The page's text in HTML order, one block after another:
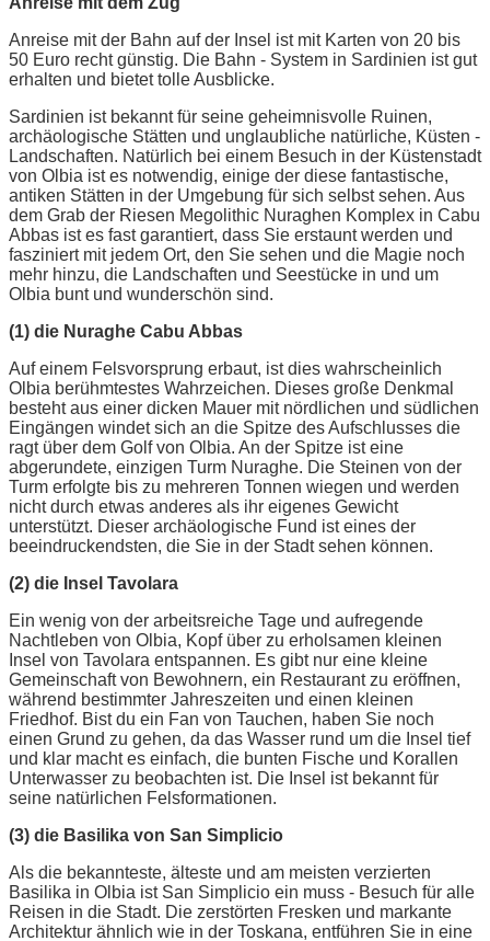
Anreise mit der Bahn auf der Insel ist mit Karten von 20 bis
50 Euro recht günstig. Die Bahn - System in Sardinien ist gut
erhalten und bietet tolle Ausblicke.
Sardinien ist bekannt für seine geheimnisvolle Ruinen,
archäologische Stätten und unglaubliche natürliche, Küsten -
Landschaften. Natürlich bei einem Besuch in der Küstenstadt
von Olbia ist es notwendig, einige der diese fantastische,
antiken Stätten in der Umgebung für sich selbst sehen. Aus
dem Grab der Riesen Megolithic Nuraghen Komplex in Cabu
Abbas ist es fast garantiert, dass Sie erstaunt werden und
fasziniert mit jedem Ort, den Sie sehen und die Magie noch
mehr hinzu, die Landschaften und Seestücke in und um
Olbia bunt und wunderschön sind.
(1) die Nuraghe Cabu Abbas
Auf einem Felsvorsprung erbaut, ist dies wahrscheinlich
Olbia berühmtestes Wahrzeichen. Dieses große Denkmal
besteht aus einer dicken Mauer mit nördlichen und südlichen
Eingängen windet sich an die Spitze des Aufschlusses die
ragt über dem Golf von Olbia. An der Spitze ist eine
abgerundete, einzigen Turm Nuraghe. Die Steinen von der
Turm erfolgte bis zu mehreren Tonnen wiegen und werden
nicht durch etwas anderes als ihr eigenes Gewicht
unterstützt. Dieser archäologische Fund ist eines der
beeindruckendsten, die Sie in der Stadt sehen können.
(2) die Insel Tavolara
Ein wenig von der arbeitsreiche Tage und aufregende
Nachtleben von Olbia, Kopf über zu erholsamen kleinen
Insel von Tavolara entspannen. Es gibt nur eine kleine
Gemeinschaft von Bewohnern, ein Restaurant zu eröffnen,
während bestimmter Jahreszeiten und einen kleinen
Friedhof. Bist du ein Fan von Tauchen, haben Sie noch
einen Grund zu gehen, da das Wasser rund um die Insel tief
und klar macht es einfach, die bunten Fische und Korallen
Unterwasser zu beobachten ist. Die Insel ist bekannt für
seine natürlichen Felsformationen.
(3) die Basilika von San Simplicio
Als die bekannteste, älteste und am meisten verzierten
Basilika in Olbia ist San Simplicio ein muss - Besuch für alle
Reisen in die Stadt. Die zerstörten Fresken und markante
Architektur ähnlich wie in der Toskana, entführen Sie in eine